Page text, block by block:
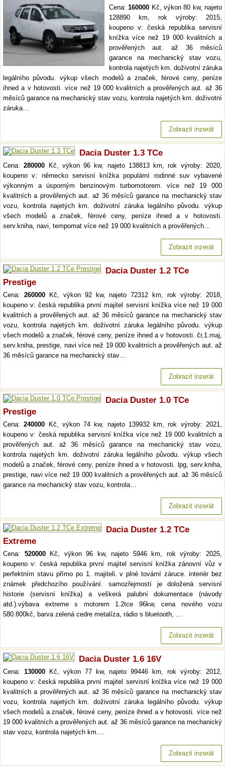
Cena:160000 Kč, výkon 80 kw, najeto
128890 km, rok výroby: 2015,
koupeno v: česká republika servisní
knížka více než 19 000 kvalitních a
prověřených aut. až 36 měsíců
garance na mechanický stav vozu,
kontrola najetých km. doživotní záruka
legálního původu. výkup všech modelů a značek, férové ceny, peníze
ihned a v hotovosti. více než 19 000 kvalitních a prověřených aut. až 36
měsíců garance na mechanický stav vozu, kontrola najetých km. doživotní
záruka…
Zobrazit inzerát
Dacia Duster 1.3 TCe
Cena:280000 Kč, výkon 96 kw, najeto 138813 km, rok výroby: 2020,
koupeno v: německo servisní knížka populární rodinné suv vybavené
výkonným a úsporným benzinovým turbomotorem. více než 19 000
kvalitních a prověřených aut. až 36 měsíců garance na mechanický stav
vozu, kontrola najetých km. doživotní záruka legálního původu. výkup
všech modelů a značek, férové ceny, peníze ihned a v hotovosti.
serv.kniha, navi, tempomat více než 19 000 kvalitních a prověřených…
Zobrazit inzerát
Dacia Duster 1.2 TCe
Prestige
Cena: 260000Kč, výkon 92 kw, najeto 72312 km, rok výroby: 2018,
koupeno v: česká republika první majitel servisní knížka více než 19 000
kvalitních a prověřených aut. až 36 měsíců garance na mechanický stav
vozu, kontrola najetých km. doživotní záruka legálního původu. výkup
všech modelů a značek, férové ceny, peníze ihned a v hotovosti. čr,1.maj,
serv.kniha, prestige, navi více než 19 000 kvalitních a prověřených aut. až
36 měsíců garance na mechanický stav…
Zobrazit inzerát
Dacia Duster 1.0 TCe
Prestige
Cena:240000 Kč, výkon 74 kw, najeto 139932 km, rok výroby: 2021,
koupeno v: česká republika servisní knížka více než 19 000 kvalitních a
prověřených aut. až 36 měsíců garance na mechanický stav vozu,
kontrola najetých km. doživotní záruka legálního původu. výkup všech
modelů a značek, férové ceny, peníze ihned a v hotovosti. lpg, serv.kniha,
prestige, navi více než 19 000 kvalitních a prověřených aut. až 36 měsíců
garance na mechanický stav vozu, kontrola…
Zobrazit inzerát
Dacia Duster 1.2 TCe
Extreme
Cena: 520000Kč, výkon 96 kw, najeto 5946 km, rok výroby: 2025,
koupeno v: česká republika první majitel servisní knížka zánovní vůz v
perfektním stavu přímo po 1. majiteli. v plné tovární záruce. interiér bez
známek předchozího používání. samozřejmostí je doložená servisní
historie (servisní knížka) a veškerá palubní dokumentace (návody
atd.).výbava extreme s motorem 1.2tce 96kw, cena nového vozu
580.800kč, barva zelená cedre metalíza, rádio s bluetooth, …
Zobrazit inzerát
Dacia Duster 1.6 16V
Cena: 130000Kč, výkon 77 kw, najeto 99446 km, rok výroby: 2012,
koupeno v: česká republika první majitel servisní knížka více než 19 000
kvalitních a prověřených aut. až 36 měsíců garance na mechanický stav
vozu, kontrola najetých km. doživotní záruka legálního původu. výkup
všech modelů a značek, férové ceny, peníze ihned a v hotovosti. více než
19 000 kvalitních a prověřených aut. až 36 měsíců garance na mechanický
stav vozu, kontrola najetých km.…
Zobrazit inzerát